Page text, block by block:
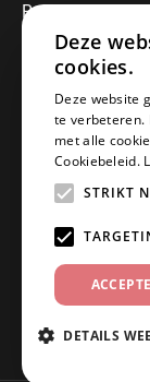
Registreren
Mijn
Informatie
Over ons
Algemene
Disclaimer
Privacy Policy
Betaalmethoden
Retourneren
Klantenservice
Offerte
Contact
Deze
cookies.
Deze website
te verbeteren.
met alle
Cookiebeleid.
STRIKT
DETAILS